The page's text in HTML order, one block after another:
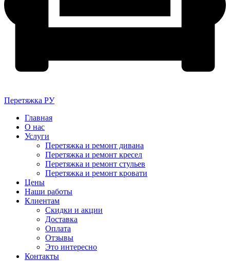
Перетяжка РУ
Главная
О нас
Услуги
Перетяжка и ремонт дивана
Перетяжка и ремонт кресел
Перетяжка и ремонт стульев
Перетяжка и ремонт кровати
Цены
Наши работы
Клиентам
Скидки и акции
Доставка
Оплата
Отзывы
Это интересно
Контакты